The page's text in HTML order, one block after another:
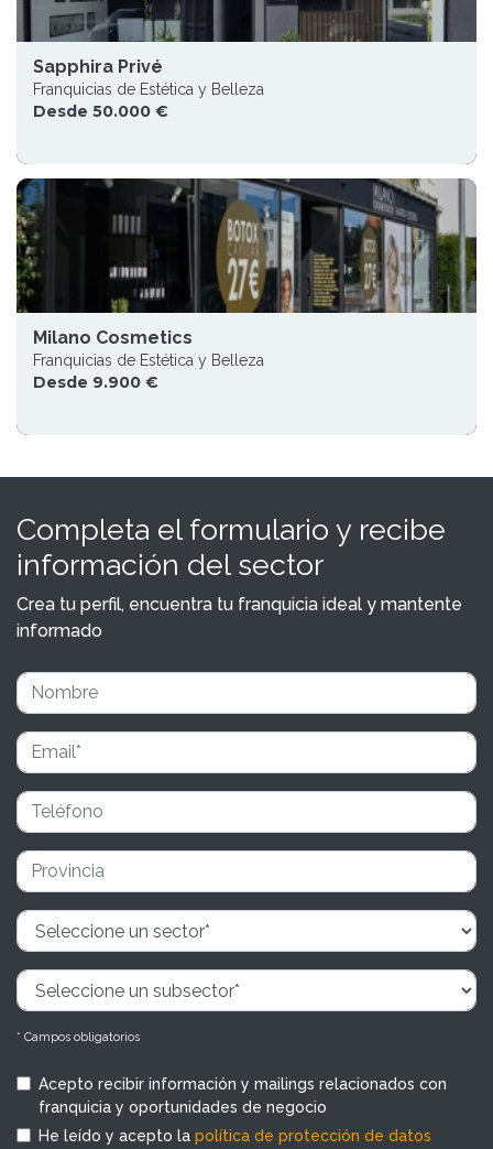
Sapphira Privé
Franquicias de Estética y Belleza
Desde 50.000 €
Milano Cosmetics
Franquicias de Estética y Belleza
Desde 9.900 €
Completa el formulario y recibe
información del sector
Crea tu perfil, encuentra tu franquicia ideal y mantente
informado
* Campos obligatorios
Acepto recibir información y mailings relacionados con
franquicia y oportunidades de negocio
He leído y acepto la política de protección de datos